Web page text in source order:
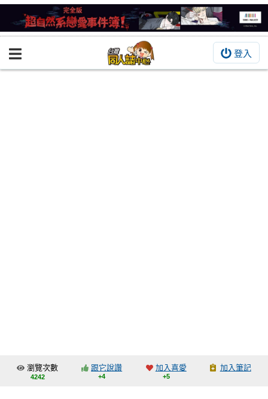
登入
BOOKY書集倉庫
交流中心
瀏覽次數
4242
跟它說讚
+4
加入喜愛
+5
加入筆記